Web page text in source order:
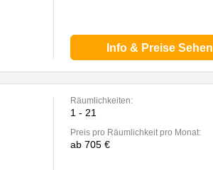
Info & Preise Sehen
Räumlichkeiten:
1 - 21
Preis pro Räumlichkeit pro Monat:
ab 705 €